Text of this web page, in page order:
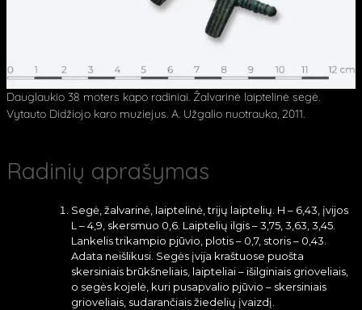
Dauglaukio 38 moters kapo radiniai. Žalvarinė laiptelinė segė.
Vytauto Didžiojo karo muziejus. A. Užgalio nuotrauka, 2011.
Radinių aprašymas
Segė, žalvarinė, laiptelinė, trijų laiptelių. H – 6,43, įvijos
L – 4,9, skersmuo 0,6. Laiptelių ilgis – 3,75, 3,63, 3,45.
Lankelis trikampio pjūvio, plotis – 0,7, storis – 0,43.
Adata neišlikusi. Segės įvija kraštuose puošta
skersiniais brūkšneliais, laipteliai – išilginiais grioveliais,
o segės kojelė, kuri pusapvalio pjūvio – skersiniais
grioveliais, sudarančiais žiedelių įvaizdį.